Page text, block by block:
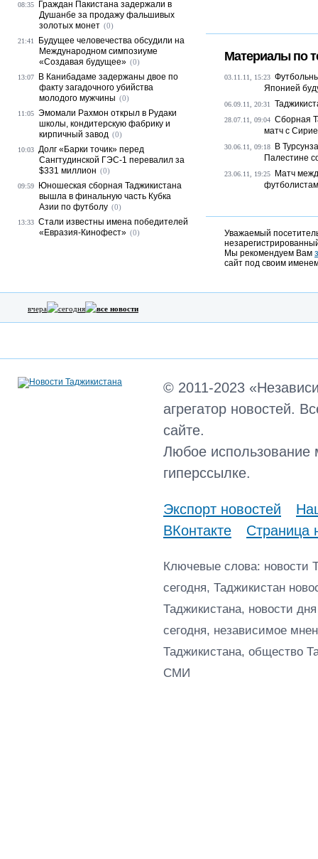
Материалы по
03.11.11, 15:23
Японией
06.09.11, 20:31
28.07.11, 09:04 Сборная
матч с
30.06.11, 09:18
В
Палестине
23.06.11, 19:25
Матч
Уважаемый
Мы рекомендуем Вам
сайт под своим
08:35
Граждан Пакистана задержали в
Душанбе за продажу фальшивых
золотых монет (0)
21:41
Будущее человечества обсудили на
Международном симпозиуме
«Создавая будущее» (0)
13:07
В Канибадаме задержаны двое по
факту загадочного убийства
молодого мужчины (0)
11:05 Эмомали Рахмон открыл в Рудаки
школы, кондитерскую фабрику и
кирпичный завод (0)
10:03 Долг «Барки точик» перед
Сангтудинской ГЭС-1 перевалил за
$331 миллион (0)
09:59
Юношеская сборная Таджикистана
вышла в финальную часть Кубка
Азии по футболу (0)
13:33 Стали известны имена победителей
«Евразия-Кинофест» (0)
вчера сегодня все новости
© 2011-2023
агрегатор новостей.
сайте.
Любое использование
гиперссылке.
Экспорт новостей
ВКонтакте
Страница
Ключевые слова: новости
сегодня, Таджикистан
Таджикистана, новости
сегодня, независимое
Таджикистана, общество
СМИ